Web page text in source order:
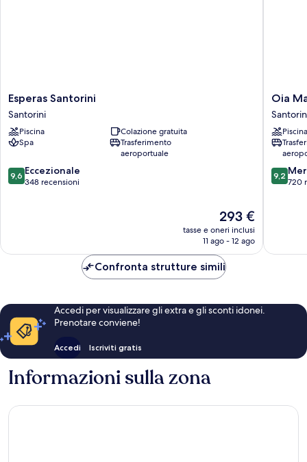
Esperas
Santorini
Santorini
Esperas Santorini
Santorini
Piscina
Colazione gratuita
Spa
Trasferimento
aeroportuale
9.6
su
9,6 Eccezionale
348 recensioni
Il
prezzo
attuale
293 €
293 €
tasse e oneri inclusi
11 ago - 12 ago
Oia
Mare
Villas
Oia
Piscina
9.2
su
9,2
720
Confronta strutture simili
Accedi per visualizzare gli extra e gli sconti idonei.
Prenotare conviene!
Accedi Iscriviti gratis
Informazioni sulla zona